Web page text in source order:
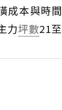
成本與時
力坪數21